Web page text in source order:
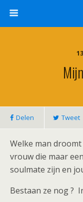
Delen Tweet
Welke man
vrouw die maar
soulmate zijn en
Bestaan ze nog ?